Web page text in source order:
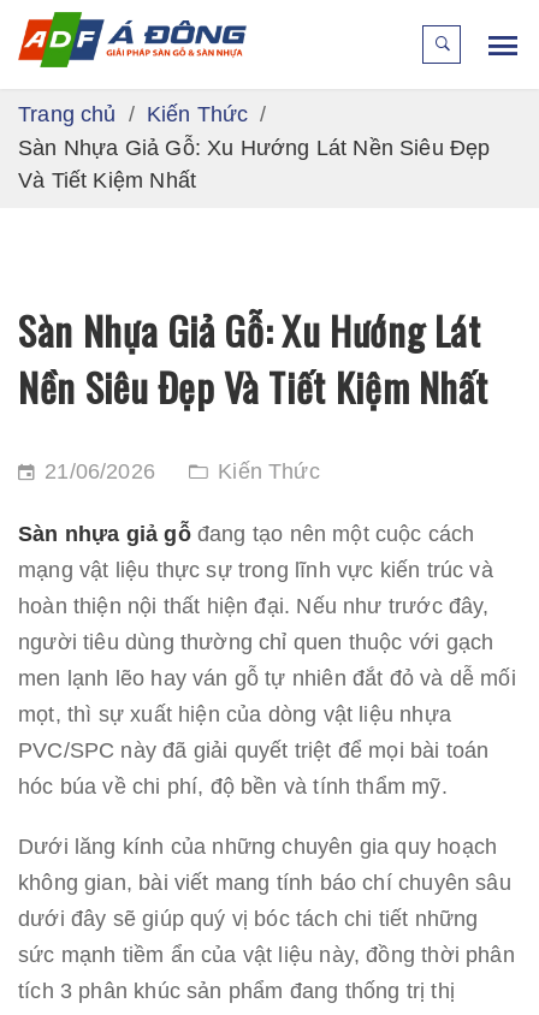
Trang chủ
Kiến Thức
Sàn Nhựa Giả Gỗ: Xu Hướng Lát Nền Siêu Đẹp
Và Tiết Kiệm Nhất
Sàn Nhựa Giả Gỗ: Xu Hướng Lát
Nền Siêu Đẹp Và Tiết Kiệm Nhất
21/06/2026 Kiến Thức
Sàn nhựa giả gỗđang tạo nên một cuộc cách
mạng vật liệu thực sự trong lĩnh vực kiến trúc và
hoàn thiện nội thất hiện đại. Nếu như trước đây,
người tiêu dùng thường chỉ quen thuộc với gạch
men lạnh lẽo hay ván gỗ tự nhiên đắt đỏ và dễ mối
mọt, thì sự xuất hiện của dòng vật liệu nhựa
PVC/SPC này đã giải quyết triệt để mọi bài toán
hóc búa về chi phí, độ bền và tính thẩm mỹ.
Dưới lăng kính của những chuyên gia quy hoạch
không gian, bài viết mang tính báo chí chuyên sâu
dưới đây sẽ giúp quý vị bóc tách chi tiết những
sức mạnh tiềm ẩn của vật liệu này, đồng thời phân
tích 3 phân khúc sản phẩm đang thống trị thị